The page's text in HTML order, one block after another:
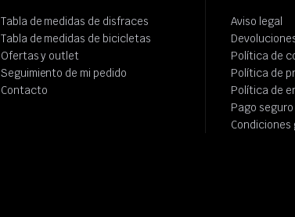
Tabla de medidas de disfraces
Tabla de medidas de bicicletas
Ofertas y outlet
Seguimiento de mi pedido
Contacto
Aviso legal
Política de
Política de
Política de
Pago seguro